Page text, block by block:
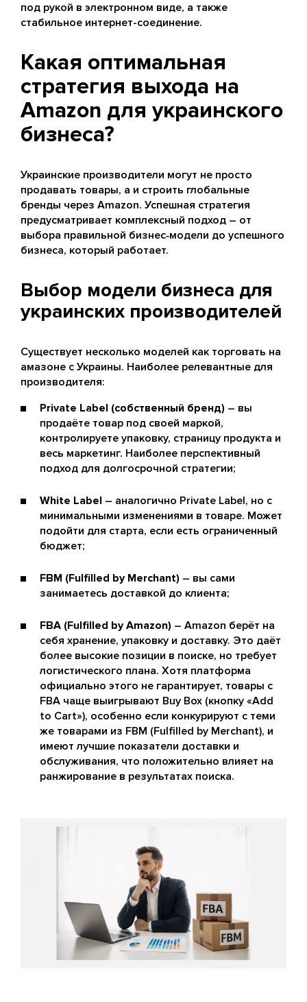
под рукой в электронном виде, а также
стабильное интернет-соединение.
Какая оптимальная
стратегия выхода на
Amazon для украинского
бизнеса?
Украинские производители могут не просто
продавать товары, а и строить глобальные
бренды через Amazon. Успешная стратегия
предусматривает комплексный подход – от
выбора правильной бизнес‑модели до успешного
бизнеса, который работает.
Выбор модели бизнеса для
украинских производителей
Существует несколько моделей как торговать на
амазоне с Украины. Наиболее релевантные для
производителя:
Private Label (собственный бренд) – вы
продаёте товар под своей маркой,
контролируете упаковку, страницу продукта и
весь маркетинг. Наиболее перспективный
подход для долгосрочной стратегии;
White Label – аналогично Private Label, но с
минимальными изменениями в товаре. Может
подойти для старта, если есть ограниченный
бюджет;
FBM (Fulfilled by Merchant) – вы сами
занимаетесь доставкой до клиента;
FBA (Fulfilled by Amazon) – Amazon берёт на
себя хранение, упаковку и доставку. Это даёт
более высокие позиции в поиске, но требует
логистического плана. Хотя платформа
официально этого не гарантирует, товары с
FBA чаще выигрывают Buy Box (кнопку «Add
to Cart»), особенно если конкурируют с теми
же товарами из FBM (Fulfilled by Merchant), и
имеют лучшие показатели доставки и
обслуживания, что положительно влияет на
ранжирование в результатах поиска.